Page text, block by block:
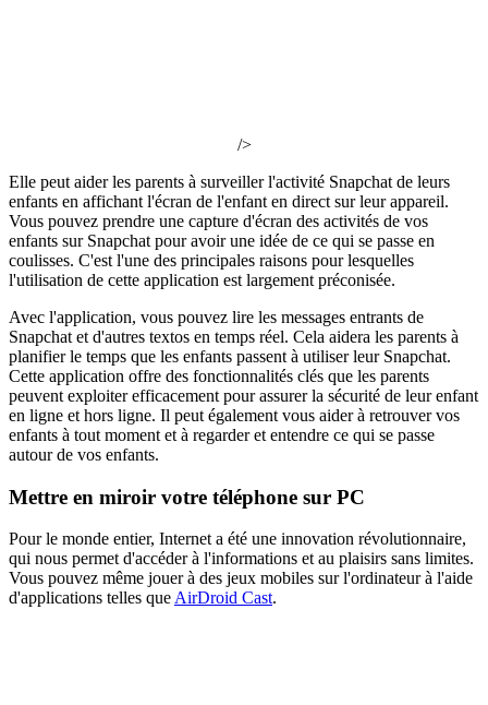
/>
Elle peut aider les parents à surveiller l'activité Snapchat de leurs
enfants en affichant l'écran de l'enfant en direct sur leur appareil.
Vous pouvez prendre une capture d'écran des activités de vos
enfants sur Snapchat pour avoir une idée de ce qui se passe en
coulisses. C'est l'une des principales raisons pour lesquelles
l'utilisation de cette application est largement préconisée.
Avec l'application, vous pouvez lire les messages entrants de
Snapchat et d'autres textos en temps réel. Cela aidera les parents à
planifier le temps que les enfants passent à utiliser leur Snapchat.
Cette application offre des fonctionnalités clés que les parents
peuvent exploiter efficacement pour assurer la sécurité de leur enfant
en ligne et hors ligne. Il peut également vous aider à retrouver vos
enfants à tout moment et à regarder et entendre ce qui se passe
autour de vos enfants.
Mettre en miroir votre téléphone sur PC
Pour le monde entier, Internet a été une innovation révolutionnaire,
qui nous permet d'accéder à l'informations et au plaisirs sans limites.
Vous pouvez même jouer à des jeux mobiles sur l'ordinateur à l'aide
d'applications telles queAirDroid Cast.